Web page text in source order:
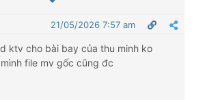
21/05/2026 7:57 am
ktv cho bài bay của thu minh ko
file mv gốc cũng đc